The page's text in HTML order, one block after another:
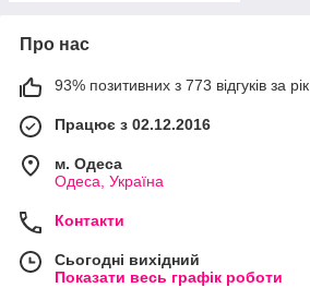
Про нас
93% позитивних з 773 відгуків за рік
Працює з 02.12.2016
м. Одеса
Одеса, Україна
Контакти
Сьогодні вихідний
Показати весь графік роботи